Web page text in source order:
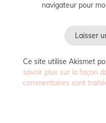
navigateur pour
Ce site utilise Akismet
savoir plus sur la façon
commentaires sont